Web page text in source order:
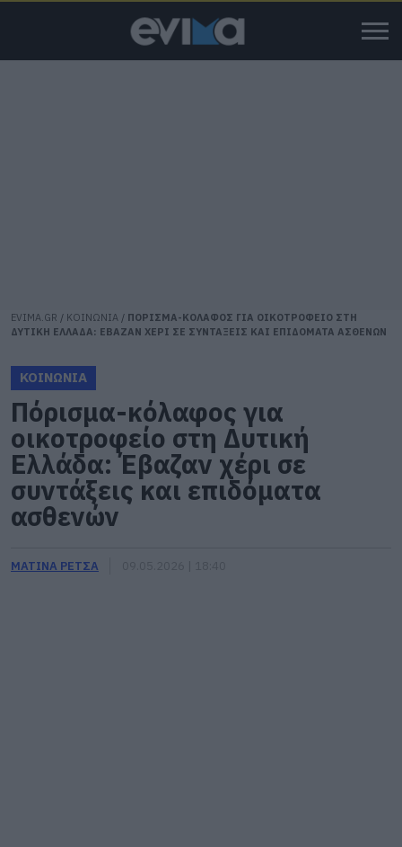
EVIMA.GR / ΚΟΙΝΩΝΙΑ / ΠΟΡΙΣΜΑ-ΚΟΛΑΦΟΣ ΓΙΑ ΟΙΚΟΤΡΟΦΕΙΟ ΣΤΗ
ΔΥΤΙΚΗ ΕΛΛΑΔΑ: ΕΒΑΖΑΝ ΧΕΡΙ ΣΕ ΣΥΝΤΑΞΕΙΣ ΚΑΙ ΕΠΙΔΟΜΑΤΑ ΑΣΘΕΝΩΝ
ΚΟΙΝΩΝΙΑ
Πόρισμα-κόλαφος για
οικοτροφείο στη Δυτική
Ελλάδα: Έβαζαν χέρι σε
συντάξεις και επιδόματα
ασθενών
ΜΑΤΙΝΑ ΡΕΤΣΑ